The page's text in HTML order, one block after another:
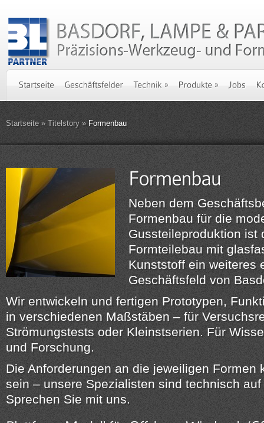
Startseite » Titelstory »Formenbau
Neben dem
Formenbau für die
Gussteileproduktion ist
Formteilebau mit
Kunststoff ein weiteres
Geschäftsfeld von
Wir entwickeln und fertigen Prototypen,
in verschiedenen Maßstäben – für
Strömungstests oder Kleinstserien. Für
und Forschung.
Die Anforderungen an die jeweiligen Formen
sein – unsere Spezialisten sind technisch
Sprechen Sie mit uns.